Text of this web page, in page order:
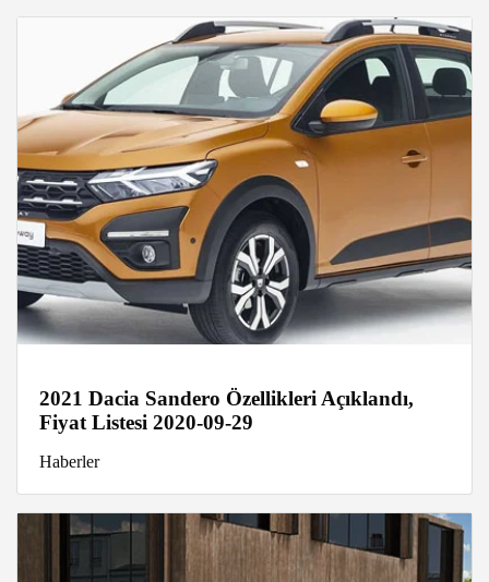
2021 Dacia Sandero Özellikleri Açıklandı,
Fiyat Listesi 2020-09-29
Haberler